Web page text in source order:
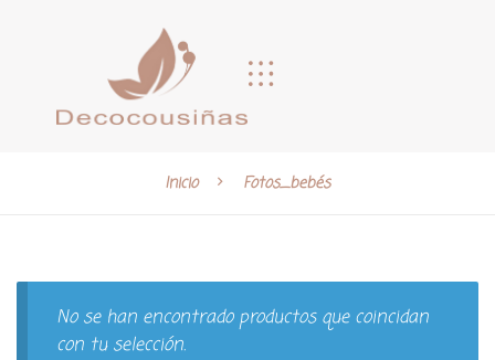
Inicio Fotos_bebés
No se han encontrado productos que coincidan
con tu selección.